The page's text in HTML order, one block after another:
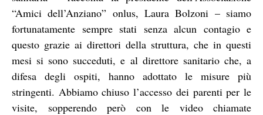
“Amici dell’Anziano” onlus, Laura Bolzoni – siamo
fortunatamente sempre stati senza alcun contagio e
questo grazie ai direttori della struttura, che in questi
mesi si sono succeduti, e al direttore sanitario che, a
difesa degli ospiti, hanno adottato le misure più
stringenti. Abbiamo chiuso l’accesso dei parenti per le
visite, sopperendo però con le video chiamate